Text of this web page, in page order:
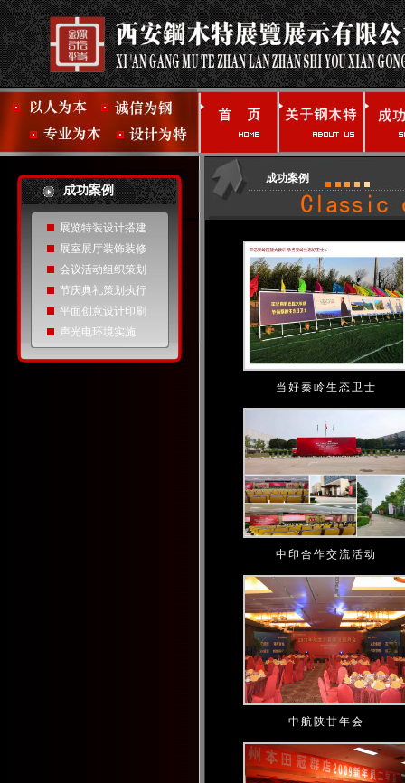
成功案例
展览特装设计搭建
展室展厅装饰装修
会议活动组织策划
节庆典礼策划执行
平面创意设计印刷
声光电环境实施
成功案例
当好秦岭生态卫士
中印合作交流活动
中航陕甘年会